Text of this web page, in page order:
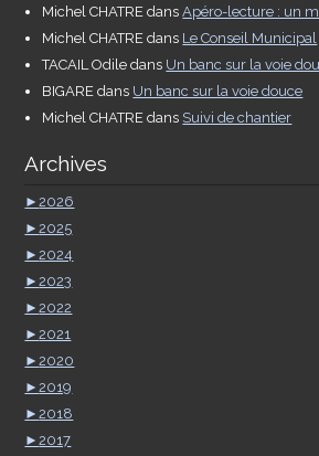
Michel CHATRE dansApéro-lecture : un
Michel CHATRE dans Le Conseil Municipal
TACAIL Odile dans Un banc sur la voie
BIGARE dans Un banc sur la voie douce
Michel CHATRE dans Suivi de chantier
Archives
►2026
►2025
►2024
►2023
►2022
►2021
►2020
►2019
►2018
►2017